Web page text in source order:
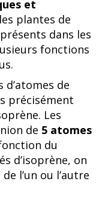
et
plantes de
dans les
fonctions
de
précisément
Les
de 5 atomes
du
d’isoprène, on
l’un ou l’autre